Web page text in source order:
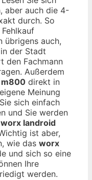
aber auch die 4-
durch. So
übrigens auch,
der Stadt
den Fachmann
Außerdem
direkt in
Meinung
sich einfach
und Sie werden
worx landroid
ist aber,
wie das worx
und sich so eine
Ihre
werden.